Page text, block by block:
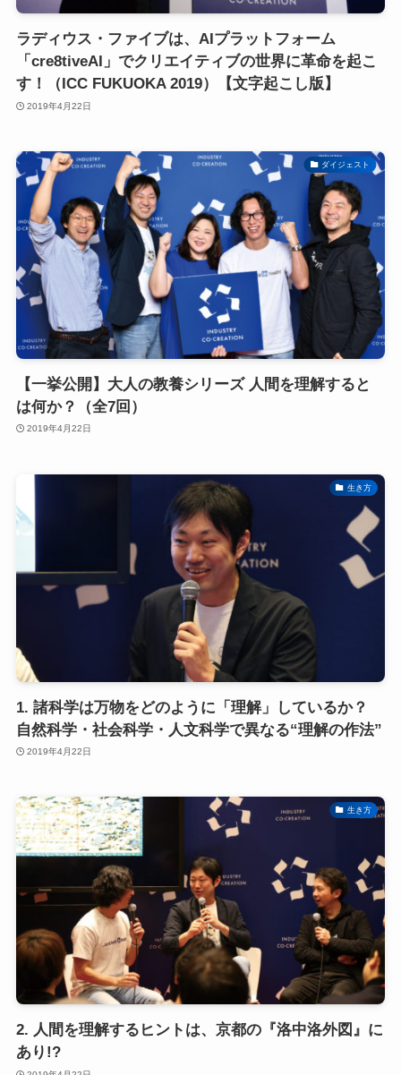
ラディウス・ファイブは、AIプラットフォーム
「cre8tiveAI」でクリエイティブの世界に革命を起こ
す！（ICC FUKUOKA 2019）【文字起こし版】
2019年4月22日
ダイジェスト
【一挙公開】大人の教養シリーズ 人間を理解すると
は何か？（全7回）
2019年4月22日
生き方
1. 諸科学は万物をどのように「理解」しているか？
自然科学・社会科学・人文科学で異なる“理解の作法”
2019年4月22日
生き方
2. 人間を理解するヒントは、京都の『洛中洛外図』に
あり!?